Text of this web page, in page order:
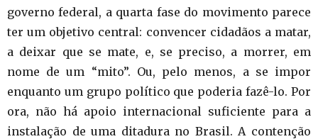
governo federal, a quarta fase do movimento parece
ter um objetivo central: convencer cidadãos a matar,
a deixar que se mate, e, se preciso, a morrer, em
nome de um “mito”. Ou, pelo menos, a se impor
enquanto um grupo político que poderia fazê-lo. Por
ora, não há apoio internacional suficiente para a
instalação de uma ditadura no Brasil. A contenção